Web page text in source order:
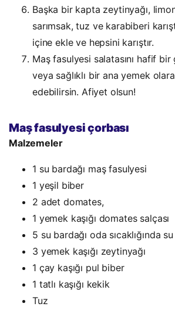
Başka bir kapta zeytinyağı, limon
sarımsak, tuz ve karabiberi
içine ekle ve hepsini karıştır.
Maş fasulyesi salatasını hafif
veya sağlıklı bir ana yemek
edebilirsin. Afiyet olsun!
Maş fasulyesi çorbası
Malzemeler
1 su bardağı maş fasulyesi
1 yeşil biber
2 adet domates,
1 yemek kaşığı domates salçası
5 su bardağı oda sıcaklığında su
3 yemek kaşığı zeytinyağı
1 çay kaşığı pul biber
1 tatlı kaşığı kekik
Tuz